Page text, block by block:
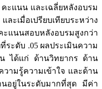
ะแนน และเฉลี่ยหลังอบรม
ะเมื่อเปรียบเทียบระหว่าง
แนนสอบหลังอบรมสูงกว่า
ะดับ .05 ผลประเมินความ
ได้แก่ ด้านวิทยากร ด้าน
ามรู้ความเข้าใจ และด้าน
อยู่ในระดับมากที่สุด มีค่า